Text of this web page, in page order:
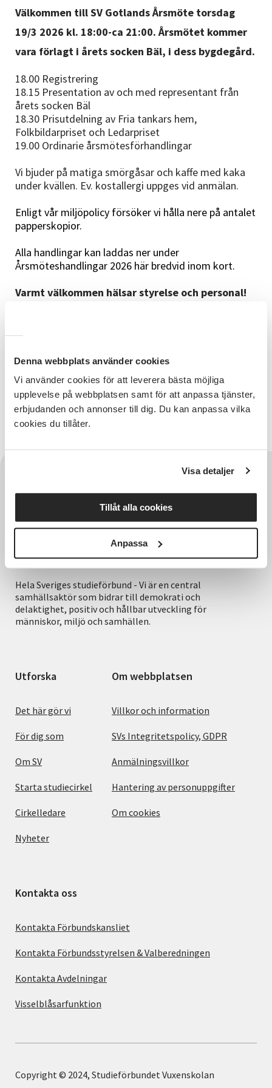
Denna webbplats använder cookies
Vi använder cookies för att leverera bästa möjliga
upplevelse på webbplatsen samt för att anpassa tjänster,
erbjudanden och annonser till dig. Du kan anpassa vilka
cookies du tillåter.
Visa detaljer
Tillåt alla cookies
Anpassa
Nyheter
Avdelningar
Lyssna
Välkommen till SV Gotlands Årsmöte torsdag
19/3 2026 kl. 18:00-ca 21:00. Årsmötet kommer
vara förlagt i årets socken Bäl, i dess bygdegård.
18.00 Registrering
18.15 Presentation av och med representant från
årets socken Bäl
18.30 Prisutdelning av Fria tankars hem,
Folkbildarpriset och Ledarpriset
19.00 Ordinarie årsmötesförhandlingar
Vi bjuder på matiga smörgåsar och kaffe med kaka
under kvällen. Ev. kostallergi uppges vid anmälan.
Enligt vår miljöpolicy försöker vi hålla nere på antalet
papperskopior.
Alla handlingar kan laddas ner under
Årsmöteshandlingar 2026 här bredvid inom kort.
Varmt välkommen hälsar styrelse och personal!
Relaterade länkar
Årsmöteshandlingar 2026
Hela Sveriges studieförbund - Vi är en central
samhällsaktör som bidrar till demokrati och
delaktighet, positiv och hållbar utveckling för
människor, miljö och samhällen.
Utforska
Det här gör vi
För dig som
Om SV
Starta studiecirkel
Cirkelledare
Nyheter
Om webbplatsen
Villkor och information
SVs Integritetspolicy, GDPR
Anmälningsvillkor
Hantering av personuppgifter
Om cookies
Kontakta oss
Kontakta Förbundskansliet
Kontakta Förbundsstyrelsen & Valberedningen
Kontakta Avdelningar
Visselblåsarfunktion
Copyright © 2024, Studieförbundet Vuxenskolan